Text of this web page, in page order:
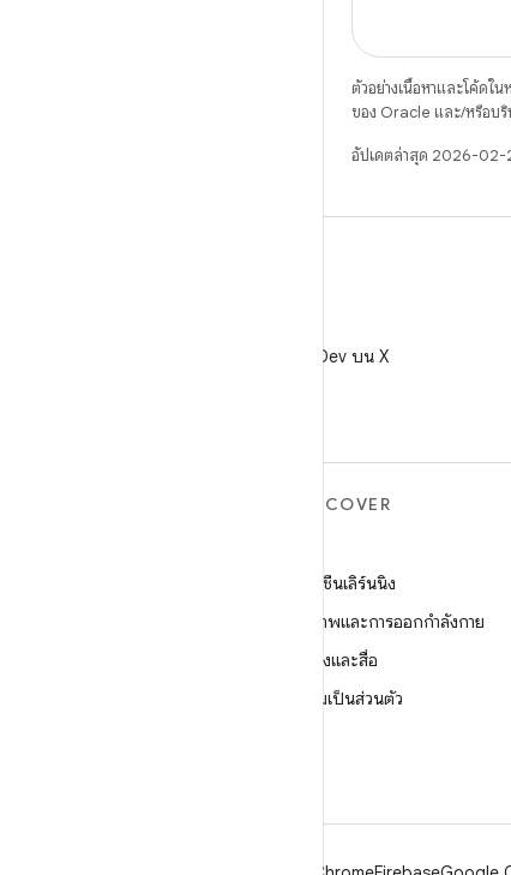
ตัวอย่างเนื้อหาและโค้ดใ
ของ Oracle และ/หรือบริ
อัปเดตล่าสุด 2026-02-
ติดตาม @AndroidDev บน X
DISCOVER
แมชชีนเลิร์นนิง
สุขภาพและการออกกำลังกาย
กล้องและสื่อ
ความเป็นส่วนตัว